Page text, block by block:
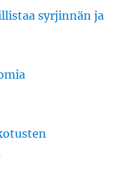
syrjinnän ja